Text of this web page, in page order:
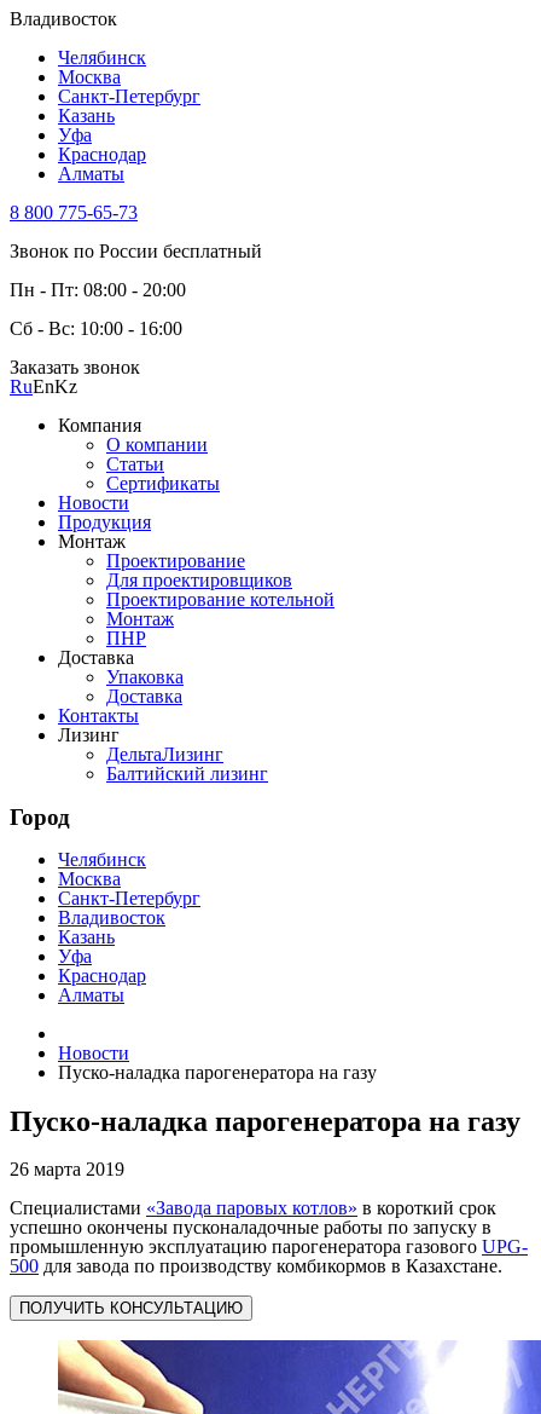
Владивосток
Челябинск
Москва
Санкт-Петербург
Казань
Уфа
Краснодар
Алматы
8 800 775-65-73
Звонок по России бесплатный
Пн - Пт: 08:00 - 20:00
Сб - Вс: 10:00 - 16:00
Заказать звонок
RuEnKz
Компания
О компании
Статьи
Сертификаты
Новости
Продукция
Монтаж
Проектирование
Для проектировщиков
Проектирование котельной
Монтаж
ПНР
Доставка
Упаковка
Доставка
Контакты
Лизинг
ДельтаЛизинг
Балтийский лизинг
Город
Челябинск
Москва
Санкт-Петербург
Владивосток
Казань
Уфа
Краснодар
Алматы
Новости
Пуско-наладка парогенератора на газу
Пуско-наладка парогенератора на газу
26 марта 2019
Специалистами «Завода паровых котлов» в короткий срок
успешно окончены пусконаладочные работы по запуску в
промышленную эксплуатацию парогенератора газового UPG-
500 для завода по производству комбикормов в Казахстане.
ПОЛУЧИТЬ КОНСУЛЬТАЦИЮ